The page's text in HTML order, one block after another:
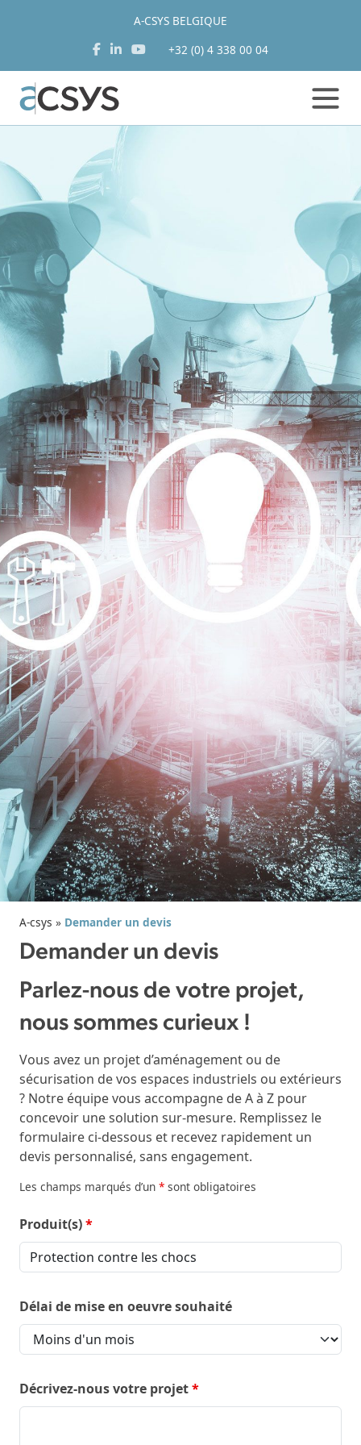
Aller
contenu
A-CSYS BELGIQUE
+32 (0) 4 338 00 04
A-csys » Demander un devis
Demander un devis
Parlez-nous de votre projet,
nous sommes curieux !
Vous avez un projet d’aménagement ou de
sécurisation de vos espaces industriels ou extérieurs
? Notre équipe vous accompagne de A à Z pour
concevoir une solution sur-mesure. Remplissez le
formulaire ci-dessous et recevez rapidement un
devis personnalisé, sans engagement.
Les champs marqués d’un * sont obligatoires
Produit(s)*
Délai de mise en oeuvre souhaité
Décrivez-nous votre projet*